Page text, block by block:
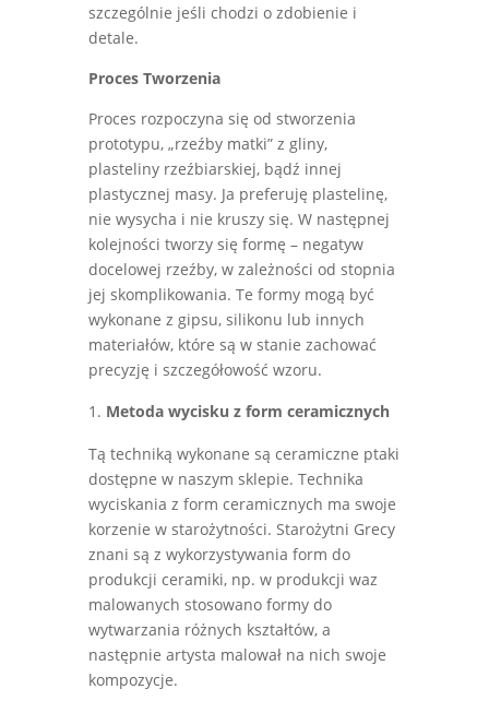
szczególnie jeśli chodzi o zdobienie i
detale.
Proces Tworzenia
Proces rozpoczyna się od stworzenia
prototypu, „rzeźby matki” z gliny,
plasteliny rzeźbiarskiej, bądź innej
plastycznej masy. Ja preferuję plastelinę,
nie wysycha i nie kruszy się. W następnej
kolejności tworzy się formę – negatyw
docelowej rzeźby, w zależności od stopnia
jej skomplikowania. Te formy mogą być
wykonane z gipsu, silikonu lub innych
materiałów, które są w stanie zachować
precyzję i szczegółowość wzoru.
Metoda wycisku z form ceramicznych
Tą techniką wykonane są ceramiczne ptaki
dostępne w naszym sklepie. Technika
wyciskania z form ceramicznych ma swoje
korzenie w starożytności. Starożytni Grecy
znani są z wykorzystywania form do
produkcji ceramiki, np. w produkcji waz
malowanych stosowano formy do
wytwarzania różnych kształtów, a
następnie artysta malował na nich swoje
kompozycje.